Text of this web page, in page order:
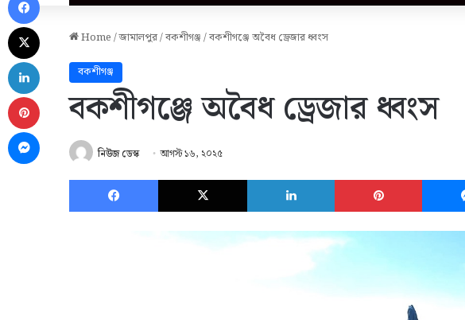
Home/জামালপুর/বকশীগঞ্জ/বকশীগঞ্জে অবৈধ ড্রেজার ধ্বংস
বকশীগঞ্জ
বকশীগঞ্জে অবৈধ ড্রেজার ধ্বংস
নিউজ ডেস্ক আগস্ট ১৬, ২০২৫
Facebook X LinkedIn Pinterest
LinkedIn
Pinterest